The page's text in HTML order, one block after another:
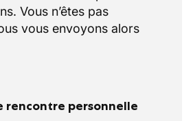
Vous n’êtes pas
vous envoyons alors
rencontre personnelle